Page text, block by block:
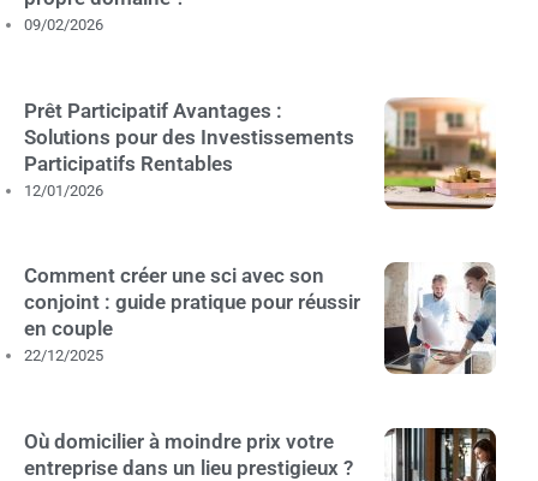
09/02/2026
Prêt Participatif Avantages :
Solutions pour des Investissements
Participatifs Rentables
12/01/2026
Comment créer une sci avec son
conjoint : guide pratique pour réussir
en couple
22/12/2025
Où domicilier à moindre prix votre
entreprise dans un lieu prestigieux ?